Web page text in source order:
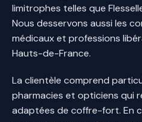
limitrophes telles que
Nous desservons aussi les
médicaux et professions
Hauts-de-France.
La clientèle comprend
pharmacies et opticiens qui
adaptées de coffre-fort. En